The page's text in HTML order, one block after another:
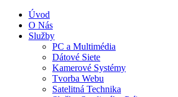
Úvod
O Nás
Služby
PC a Multimédia
Dátové Siete
Kamerové Systémy
Tvorba Webu
Satelitná Technika